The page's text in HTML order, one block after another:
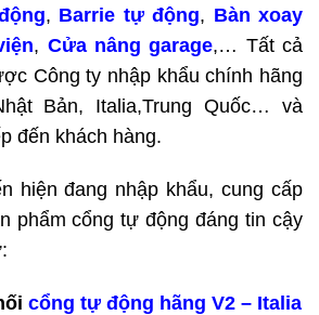
, Barrie tự động, Bàn xoay
, Cửa nâng garage,… Tất cả
Công ty nhập khẩu chính hãng
Bản, Italia,Trung Quốc… và
đến khách hàng.
hiện đang nhập khẩu, cung cấp
phẩm cổng tự động đáng tin cậy
cổng tự động hãng V2 – Italia